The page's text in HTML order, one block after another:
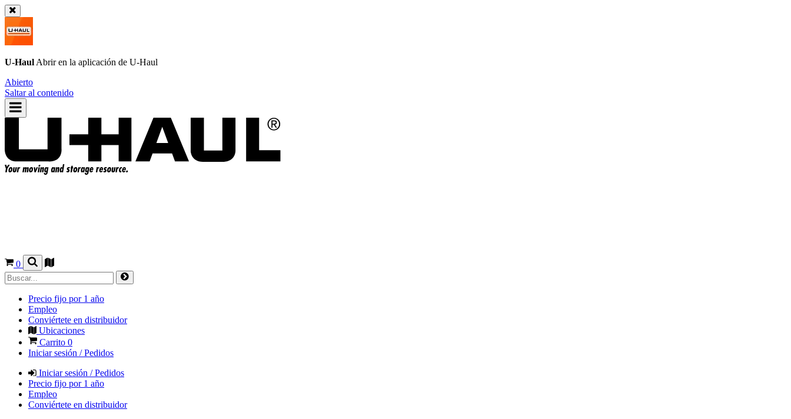
U-Haul Abrir en la aplicación de U-Haul
Abierto
Saltar al contenido
0
Precio fijo por 1 año
Empleo
Conviértete en distribuidor
Ubicaciones
Carrito 0
Iniciar sesión / Pedidos
Iniciar sesión / Pedidos
Precio fijo por 1 año
Empleo
Conviértete en distribuidor